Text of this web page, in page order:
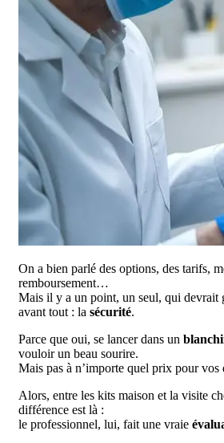
On a bien parlé des options, des tarifs,
remboursement…
Mais il y a un point, un seul, qui devrait
avant tout : la sécurité.
Parce que oui, se lancer dans un
vouloir un beau sourire.
Mais pas à n’importe quel prix pour vos
Alors, entre les kits maison et la visite
différence est là :
le professionnel, lui, fait une vraie